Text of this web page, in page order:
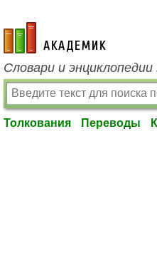
academic.ru
Словари и
Толкования Переводы